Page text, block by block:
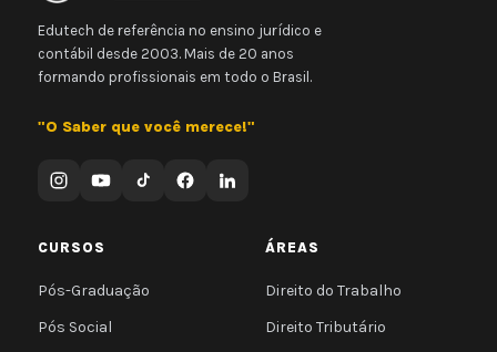
Edutech de referência no ensino jurídico e
contábil desde 2003. Mais de 20 anos
formando profissionais em todo o Brasil.
"O Saber que você merece!"
CURSOS
Pós-Graduação
Pós Social
ÁREAS
Direito do Trabalho
Direito Tributário